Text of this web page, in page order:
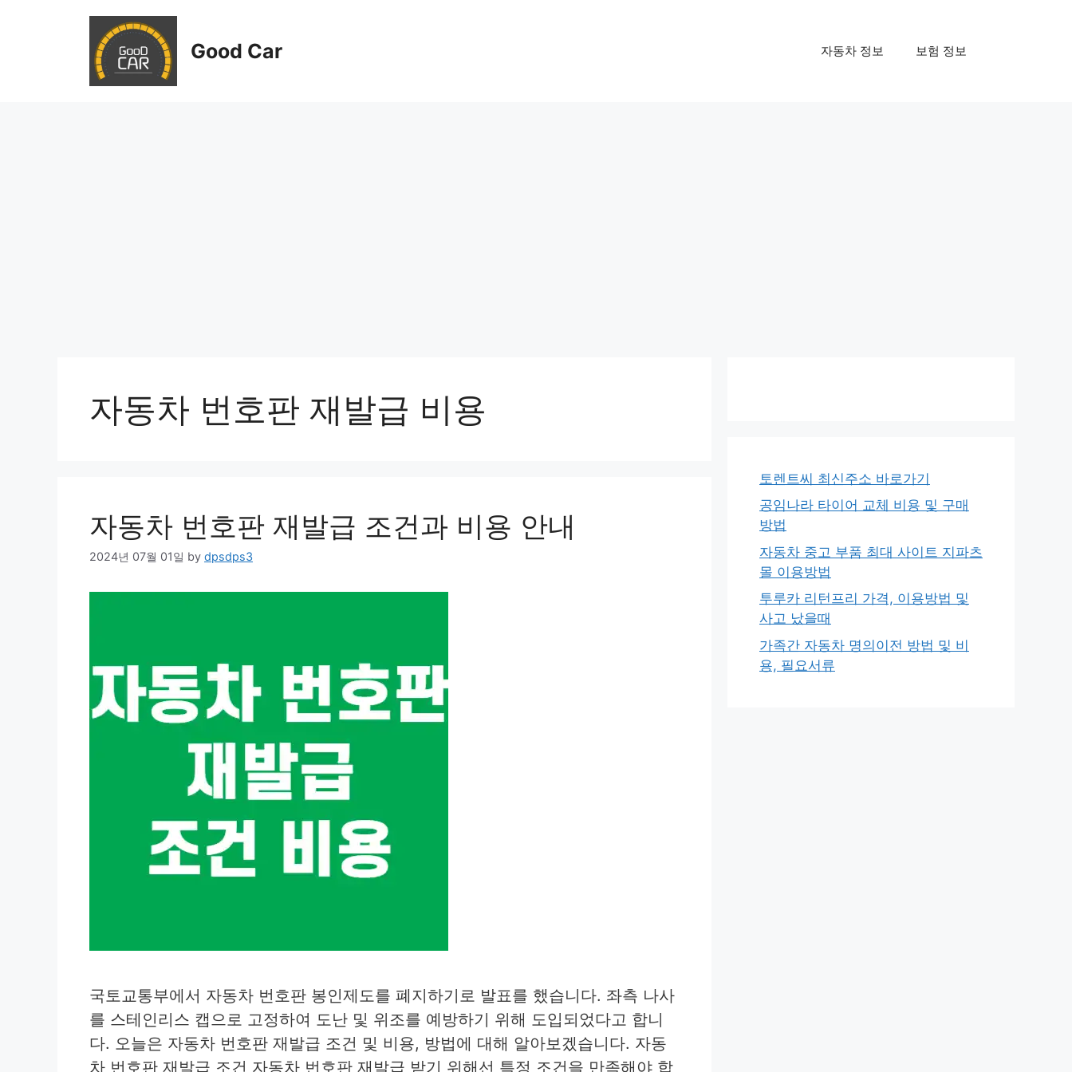
Good Car 자동차 정보 보험 정보
자동차 번호판 재발급 비용
자동차 번호판 재발급 조건과 비용 안내
2024년 07월 01일 by dpsdps3
국토교통부에서 자동차 번호판 봉인제도를 폐지하기로 발표를 했습니다. 좌측 나사
를 스테인리스 캡으로 고정하여 도난 및 위조를 예방하기 위해 도입되었다고 합니
다. 오늘은 자동차 번호판 재발급 조건 및 비용, 방법에 대해 알아보겠습니다. 자동
차 번호판 재발급 조건 자동차 번호판 재발급 받기 위해선 특정 조건을 만족해야 합
토렌트씨 최신주소 바로가기
공임나라 타이어 교체 비용 및 구매
방법
자동차 중고 부품 최대 사이트 지파츠
몰 이용방법
투루카 리턴프리 가격, 이용방법 및
사고 났을때
가족간 자동차 명의이전 방법 및 비
용, 필요서류